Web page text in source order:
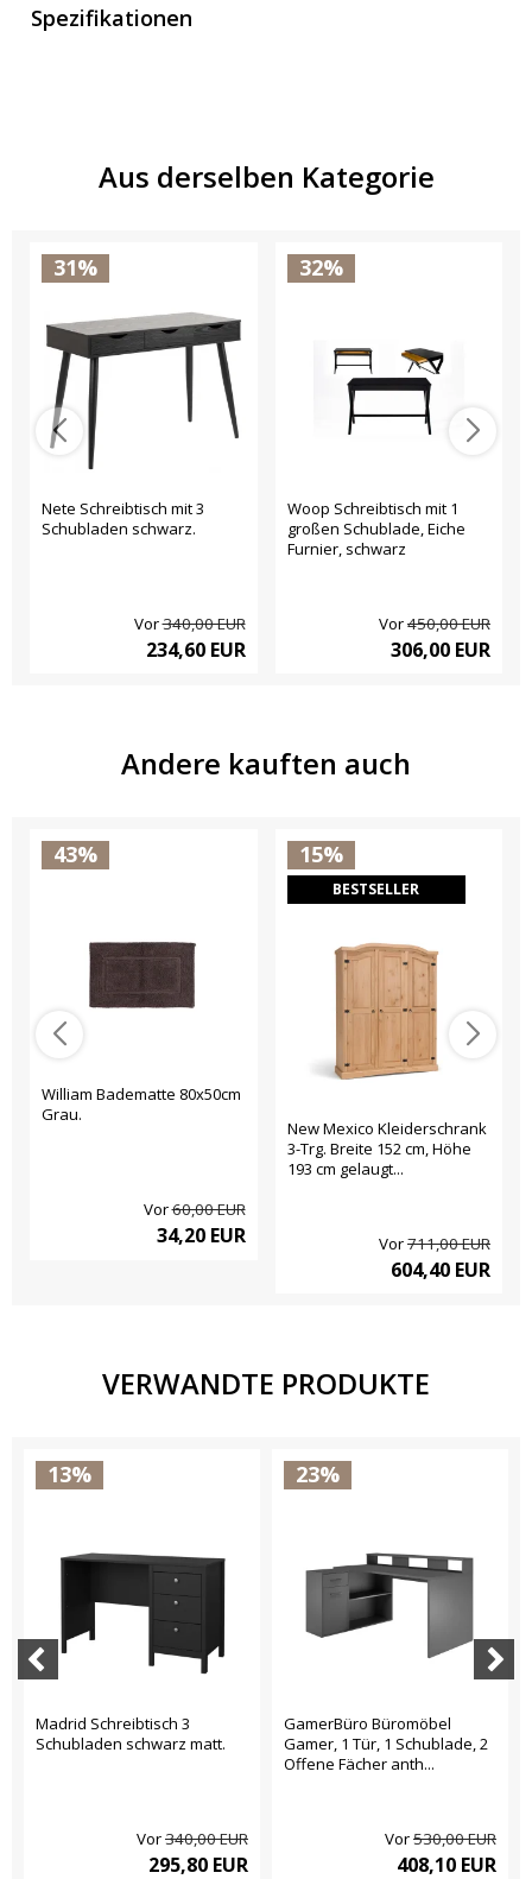
Spezifikationen
Aus derselben Kategorie
31%
Nete Schreibtisch mit 3
Schubladen schwarz.
Vor340,00 EUR
234,60 EUR
32%
Woop Schreibtisch mit 1
großen Schublade, Eiche
Furnier, schwarz
Vor450,00 EUR
306,00 EUR
Andere kauften auch
43%
William Badematte 80x50cm
Grau.
Vor60,00 EUR
34,20 EUR
15%
BESTSELLER
New Mexico Kleiderschrank
3-Trg. Breite 152 cm, Höhe
193 cm gelaugt...
Vor711,00 EUR
604,40 EUR
VERWANDTE PRODUKTE
13%
Madrid Schreibtisch 3
Schubladen schwarz matt.
Vor340,00 EUR
295,80 EUR
23%
GamerBüro Büromöbel
Gamer, 1 Tür, 1 Schublade, 2
Offene Fächer anth...
Vor530,00 EUR
408,10 EUR